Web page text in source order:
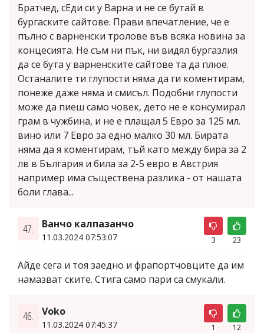
Братчед, сЕди си у Варна и не се бутай в
бургаските сайтове. Прави впечатление, че е
пълно с варненски тролове във всяка новина за
концесията. Не съм ни пък, ни видял бургазлия
да се бута у варненските сайтове та да плюе.
Останалите ти глупости няма да ги коментирам,
понеже даже няма и смисъл. Подобни глупости
може да пиеш само човек, дето не е консумирал
грам в чужбина, и не е плащал 5 Евро за 125 мл.
вино или 7 Евро за едно малко 30 мл. Бирата
няма да я коментирам, тъй като между бира за 2
лв в България и била за 2-5 евро в Австрия
например има съществена разлика - от нашата
боли глава...
47. Ванчо калпазанчо
11.03.2024 07:53:07 3 23
Айде сега и тоя заедно и фрапортчовците да им
намазват ските. Стига само пари са смукали.
46. Voko
11.03.2024 07:45:37 1 12